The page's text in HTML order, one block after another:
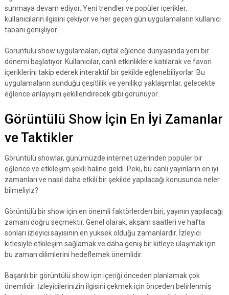
sunmaya devam ediyor. Yeni trendler ve popüler içerikler,
kullanıcıların ilgisini çekiyor ve her geçen gün uygulamaların kullanıcı
tabanı genişliyor.
Görüntülü show uygulamaları, dijital eğlence dünyasında yeni bir
dönemi başlatıyor. Kullanıcılar, canlı etkinliklere katılarak ve favori
içeriklerini takip ederek interaktif bir şekilde eğlenebiliyorlar. Bu
uygulamaların sunduğu çeşitlilik ve yenilikçi yaklaşımlar, gelecekte
eğlence anlayışını şekillendirecek gibi görünüyor.
Görüntülü Show İçin En İyi Zamanlar
ve Taktikler
Görüntülü showlar, günümüzde internet üzerinden popüler bir
eğlence ve etkileşim şekli haline geldi. Peki, bu canlı yayınların en iyi
zamanları ve nasıl daha etkili bir şekilde yapılacağı konusunda neler
bilmeliyiz?
Görüntülü bir show için en önemli faktörlerden biri, yayının yapılacağı
zamanı doğru seçmektir. Genel olarak, akşam saatleri ve hafta
sonları izleyici sayısının en yüksek olduğu zamanlardır. İzleyici
kitlesiyle etkileşim sağlamak ve daha geniş bir kitleye ulaşmak için
bu zaman dilimlerini hedeflemek önemlidir.
Başarılı bir görüntülü show için içeriği önceden planlamak çok
önemlidir. İzleyicilerinizin ilgisini çekmek için önceden belirlenmiş